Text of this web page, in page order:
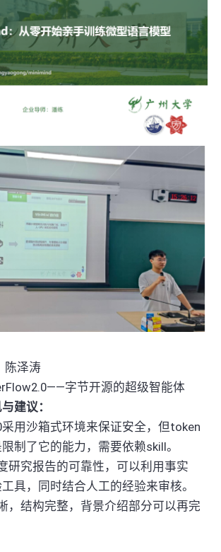
陈泽涛
字节开源的超级智能体
建议：
采用沙箱式环境来保证安全，但token
制了它的能力，需要依赖skill。
研究报告的可靠性，可以利用事实
具，同时结合人工的经验来审核。
，结构完整，背景介绍部分可以再完